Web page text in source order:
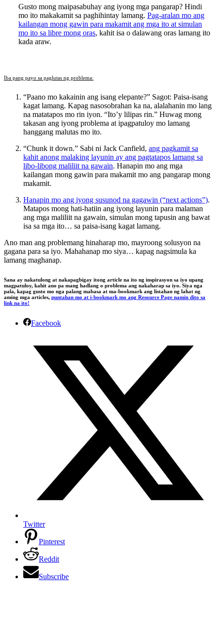
Gusto mong maipasabuhay ang iyong mga pangarap? Hindi
mo ito makakamit sa paghihintay lamang. Pag-aralan mo ang
kailangan mong gawin para makamit ang mga ito at simulan
mo ito sa libre mong oras, kahit isa o dalawang oras lamang ito
kada araw.
Iba pang payo sa paglutas ng problema:
“Paano mo kakainin ang isang elepante?” Sagot: Paisa-isang
kagat lamang. Kapag nasosobrahan ka na, alalahanin mo lang
na matatapos mo rin iyon. “Ito’y lilipas rin.” Huwag mong
takasan ang iyong problema at ipagpatuloy mo lamang
hanggang malutas mo ito.
“Chunk it down.” Sabi ni Jack Canfield, ang pagkamit sa
kahit anong malaking layunin ay ang pagtatapos lamang sa
libo-libong maliliit na gawain. Hanapin mo ang mga
kailangan mong gawin para makamit mo ang pangarap mong
makamit.
Hanapin mo ang iyong susunod na gagawin (“next actions”).
Matapos mong hati-hatiin ang iyong layunin para malaman
ang mga maliliit na gawain, simulan mong tapusin ang bawat
isa sa mga ito… sa paisa-isang kagat lamang.
Ano man ang problemang hinaharap mo, mayroong solusyon na
gagana para sa iyo. Mahahanap mo siya… kapag nagsimula ka
lamang maghanap.
Sana ay nakatulong at nakapagbigay itong article na ito ng inspirasyon sa iyo upang
magpatuloy, kahit ano pa mang hadlang o problema ang nakaharap sa iyo. Siya nga
pala, kapag gusto mo nga palang mabasa at ma-bookmark ang listahan ng lahat ng
aming mga articles, puntahan mo at i-bookmark mo ang Resource Page namin dito sa
link na ito!
Facebook
Twitter
Pinterest
Reddit
Subscribe